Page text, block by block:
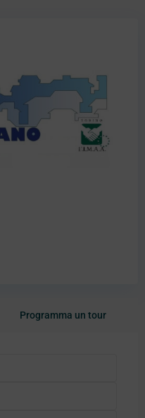
Programma un tour